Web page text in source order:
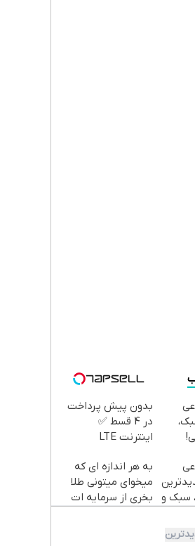
بدون پیش پرداخت
در 4 قسط ✅
اینترنت LTE
کارت رایگان
سبک و
به هر اندازه ای که
میخوای میتونی طلا
بخری از سرمایه ات